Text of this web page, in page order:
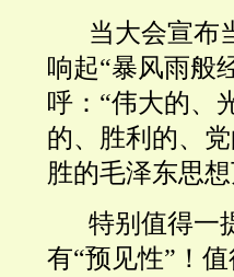
当大会宣布
响起“暴风雨般
呼：“伟大的、
的、胜利的、
胜的毛泽东思
特别值得一
有“预见性”！